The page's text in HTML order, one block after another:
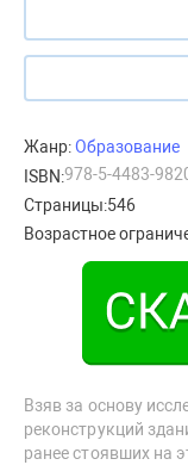
Жанр:Образование
ISBN:978-5-4483-
Страницы:546
Возрастное
Взяв за основу
реконструкций
ранее стоявших на